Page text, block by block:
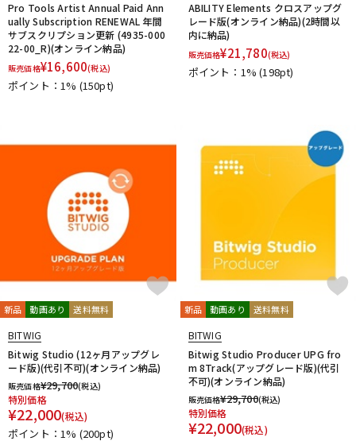
Pro Tools Artist Annual Paid Ann
ually Subscription RENEWAL 年間
サブスクリプション更新 (4935-000
22-00_R)(オンライン納品)
販売価格¥16,600(税込)
ポイント：1% (150pt)
ABILITY Elements クロスアップグ
レード版(オンライン納品)(2時間以
内に納品)
販売価格¥21,780(税込)
ポイント：1%(198pt)
新品 動画あり 送料無料
BITWIG
Bitwig Studio (12ヶ月アップグレ
ード版)(代引不可)(オンライン納品)
販売価格¥29,700(税込)
特別価格
¥22,000(税込)
ポイント：1% (200pt)
新品 動画あり 送料無料
BITWIG
Bitwig Studio Producer UPG fro
m 8Track(アップグレード版)(代引
不可)(オンライン納品)
販売価格¥29,700(税込)
特別価格
¥22,000(税込)